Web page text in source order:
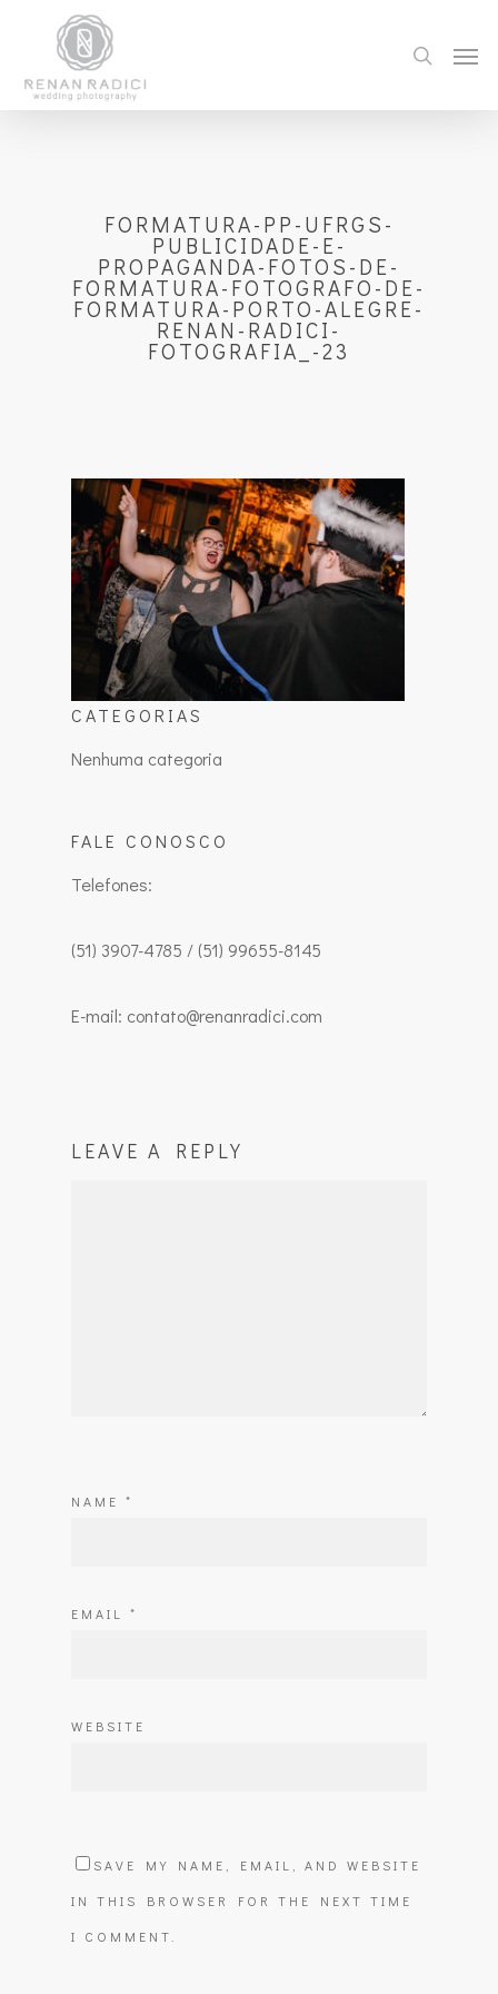
FORMATURA-PP-UFRGS-
PUBLICIDADE-E-
PROPAGANDA-FOTOS-DE-
FORMATURA-FOTOGRAFO-DE-
FORMATURA-PORTO-ALEGRE-
RENAN-RADICI-
FOTOGRAFIA_-23
CATEGORIAS
Nenhuma categoria
FALE CONOSCO
Telefones:
(51) 3907-4785 / (51) 99655-8145
E-mail: contato@renanradici.com
LEAVE A REPLY
NAME *
EMAIL *
WEBSITE
SAVE MY NAME, EMAIL, AND WEBSITE
IN THIS BROWSER FOR THE NEXT TIME
I COMMENT.